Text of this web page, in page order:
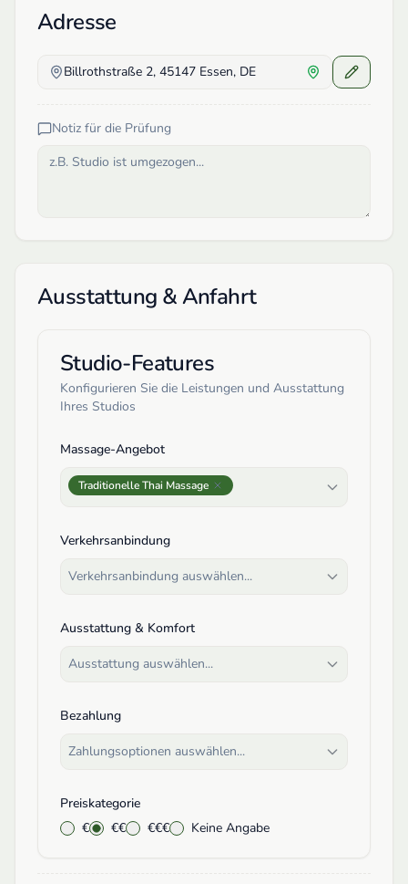
Adresse
Billrothstraße 2, 45147 Essen, DE
Notiz für die Prüfung
Ausstattung & Anfahrt
Studio-Features
Konfigurieren Sie die Leistungen und Ausstattung
Ihres Studios
Massage-Angebot
Traditionelle Thai Massage
Verkehrsanbindung
Verkehrsanbindung auswählen...
Ausstattung & Komfort
Ausstattung auswählen...
Bezahlung
Zahlungsoptionen auswählen...
Preiskategorie
€
€€ €€€ Keine Angabe